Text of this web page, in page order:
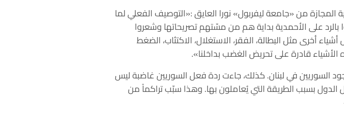
المجازة من «جامعة ليفربول» نورا العايق :«التوصيف الفعلي لما
على الأحمدية بداية هم من مسّتهم تصريحاتها وشعروا
أخرى مثل البطالة، الفقر، الاستغلال، الاكتئاب، الضغط
قادرة على تحريض الغضب بداخلنا».
السوريين في لبنان. كذلك، جاءت ردة فعل السوريين غاضبة ليس
بسبب الطريقة التي يُعاملون بها. وهذا سبّب تراكماً من